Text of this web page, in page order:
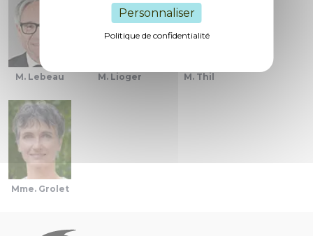
Personnaliser
Politique de confidentialité
M. Lebeau M. Lioger M. Thil
Mme. Grolet